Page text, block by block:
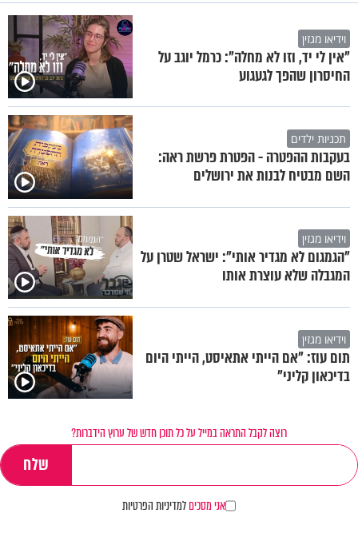
וידיאו מגזין
"אין לי יד, וזו לא מחלה": כרמל יוגב על
החיסרון שהפך לגעגוע
תכניות ילדים
בעקבות ההפטרה - הפטרת פרשת ראה:
השם מבטיח לבנות את ירושלים
וידיאו מגזין
"הגמגום לא מגדיר אותי": ישראל שטרן על
המגבלה שלא עוצרת אותו
וידיאו מגזין
תום עוז: "אם הייתי אתאיסט, הייתי היום
בדיכאון קליני"
רוצה לקבל התראה במייל על כל תוכן חדש של ערוץ הידברות?
אני מסכיםלמדיניות הפרטיות